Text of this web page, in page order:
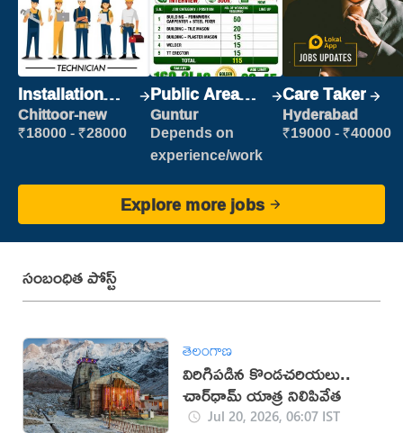
Installation
Engineer/
Helper
Chittoor-new
₹18000 - ₹28000
Public Area
Cleaner
Guntur
Depends on
experience/work
Care Taker
Hyderabad
₹19000 - ₹40000
Explore more jobs
సంబంధిత పోస్ట్
తెలంగాణ
విరిగిపడిన కొండచరియలు..
చార్‌ధామ్ యాత్ర నిలిపివేత
Jul 20, 2026, 06:07 IST